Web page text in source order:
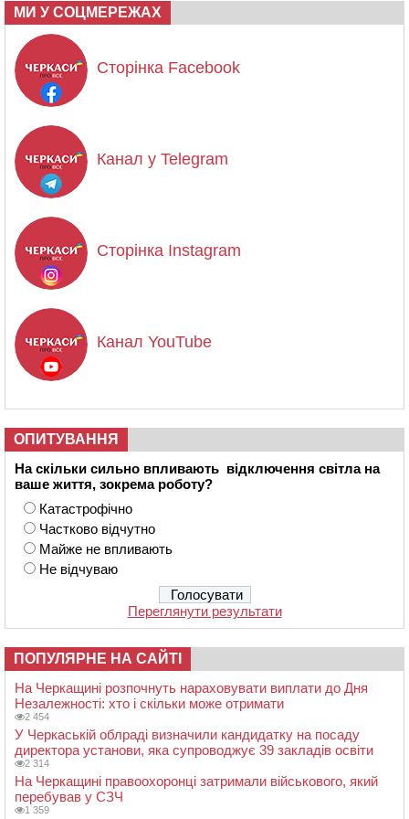
МИ У СОЦМЕРЕЖАХ
Сторінка Facebook
Канал у Telegram
Сторінка Instagram
Канал YouTube
ОПИТУВАННЯ
На скільки сильно впливають відключення світла на
ваше життя, зокрема роботу?
Катастрофічно
Частково відчутно
Майже не впливають
Не відчуваю
Переглянути результати
ПОПУЛЯРНЕ НА САЙТІ
На Черкащині розпочнуть нараховувати виплати до Дня
Незалежності: хто і скільки може отримати
2 454
У Черкаській облраді визначили кандидатку на посаду
директора установи, яка супроводжує 39 закладів освіти
2 314
На Черкащині правоохоронці затримали військового, який
перебував у СЗЧ
1 359